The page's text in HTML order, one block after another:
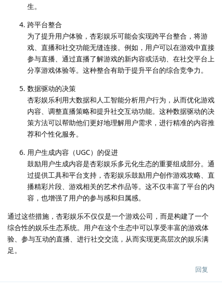
生。
跨平台整合
为了提升用户体验，杏彩娱乐可能会实现跨平台整合，将游
戏、直播和社交功能无缝连接。例如，用户可以在游戏中直接
参与直播、通过直播了解游戏的新内容或活动、在社交平台上
分享游戏体验等。这种整合有助于提升平台的综合竞争力。
数据驱动的决策
杏彩娱乐利用大数据和人工智能分析用户行为，从而优化游戏
内容、调整直播策略和提升社交互动功能。这种数据驱动的决
策方法可以帮助他们更好地理解用户需求，进行精准的内容推
荐和个性化服务。
用户生成内容（UGC）的促进
鼓励用户生成内容是杏彩娱乐多元化生态的重要组成部分。通
过提供工具和平台支持，杏彩娱乐鼓励用户创作游戏攻略、直
播精彩片段、游戏相关的艺术作品等。这不仅丰富了平台的内
容，也增强了用户的参与感和归属感。
通过这些措施，杏彩娱乐不仅仅是一个游戏公司，而是构建了一个
综合性的娱乐生态系统。用户在这个生态中可以享受丰富的游戏体
验、参与互动的直播、进行社交交流，从而实现更高层次的娱乐满
足。
回复